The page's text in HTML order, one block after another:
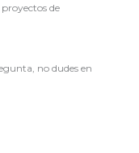
de
no dudes en